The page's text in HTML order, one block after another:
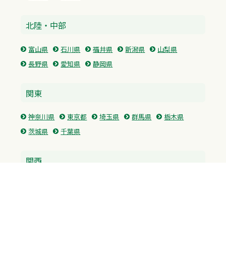
北陸・中部
富山県 石川県 福井県 新潟県
山梨県
長野県
愛知県 静岡県
関東
神奈川県 東京都 埼玉県 群馬県
栃木県
茨城県
千葉県
関西